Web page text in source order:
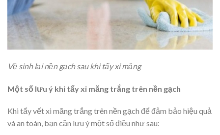
Vệ sinh lại nền gạch sau khi tẩy xi măng
Một số lưu ý khi tẩy xi măng trắng trên nền gạch
Khi tẩy vết xi măng trắng trên nền gạch để đảm bảo hiệu quả
và an toàn, bạn cần lưu ý một số điều như sau: